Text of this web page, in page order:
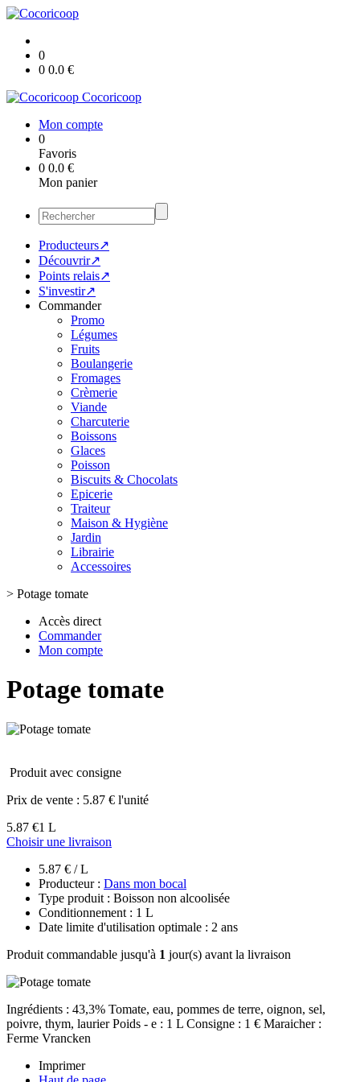
0
0 0.0 €
Cocoricoop
Mon compte
0
Favoris
0 0.0 €
Mon panier
Producteurs↗
Découvrir↗
Points relais↗
S'investir↗
Commander
Promo
Légumes
Fruits
Boulangerie
Fromages
Crèmerie
Viande
Charcuterie
Boissons
Glaces
Poisson
Biscuits & Chocolats
Epicerie
Traiteur
Maison & Hygiène
Jardin
Librairie
Accessoires
> Potage tomate
Accès direct
Commander
Mon compte
Potage tomate
Produit avec consigne
Prix de vente : 5.87 € l'unité
5.87 €1 L
Choisir une livraison
5.87 € / L
Producteur : Dans mon bocal
Type produit : Boisson non alcoolisée
Conditionnement : 1 L
Date limite d'utilisation optimale : 2 ans
Produit commandable jusqu'à 1 jour(s) avant la livraison
Ingrédients : 43,3% Tomate, eau, pommes de terre, oignon, sel,
poivre, thym, laurier Poids - e : 1 L Consigne : 1 € Maraicher :
Ferme Vrancken
Imprimer